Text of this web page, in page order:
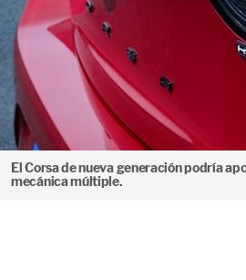
El Corsa de nueva generación podría
mecánica múltiple.